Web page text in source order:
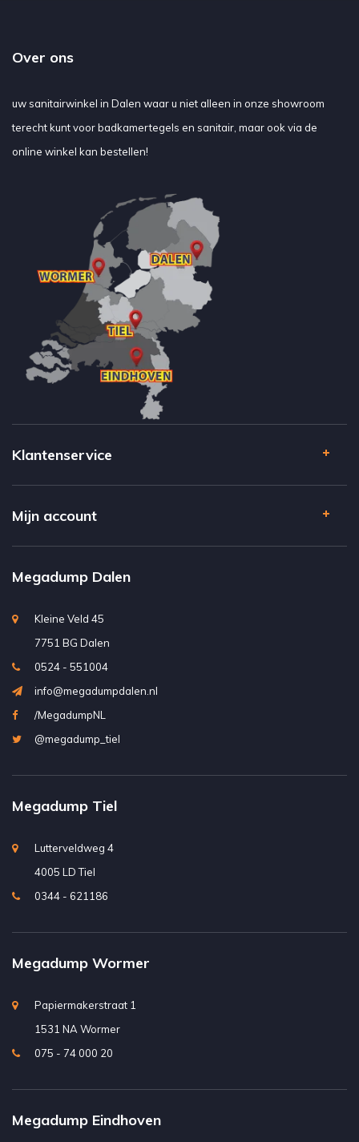
Over ons
uw sanitairwinkel in Dalen waar u niet alleen in onze showroom
terecht kunt voor badkamertegels en sanitair, maar ook via de
online winkel kan bestellen!
Klantenservice
Mijn account
Megadump Dalen
Kleine Veld 45
7751 BG Dalen
0524 - 551004
info@megadumpdalen.nl
/MegadumpNL
@megadump_tiel
Megadump Tiel
Lutterveldweg 4
4005 LD Tiel
0344 - 621186
Megadump Wormer
Papiermakerstraat 1
1531 NA Wormer
075 - 74 000 20
Megadump Eindhoven